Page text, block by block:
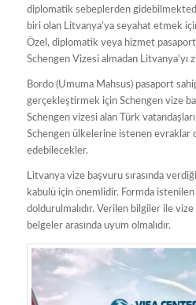
diplomatik sebeplerden
biri olan Litvanya’ya seyahat etmek
Özel, diplomatik veya hizmet
Schengen Vizesi almadan
Bordo (Umuma Mahsus) pasaport
gerçekleştirmek için Schengen vize
Schengen vizesi alan Türk
Schengen ülkelerine istenen evraklar
edebilecekler.
Litvanya vize başvuru sırasında
kabulü için önemlidir. Formda
doldurulmalıdır. Verilen bilgiler ile
belgeler arasında uyum olmalıdır.